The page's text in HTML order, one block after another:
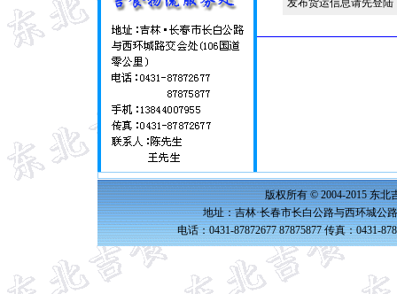
发布货运信息请先登
版权所有 © 2004-2015 东北
地址：吉林·长春市长白公路与西环城公
电话：0431-87872677 87875877 传真：0431-